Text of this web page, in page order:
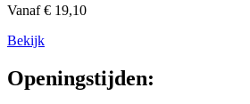
Vanaf € 19,10
Bekijk
Openingstijden: